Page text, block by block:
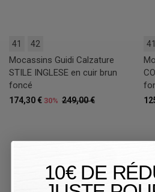
41 42
Mocassins Guidi Calzature
STILE INGLESE en cuir brun
foncé
249,00 €
174,30 € 30%
41
10€ DE